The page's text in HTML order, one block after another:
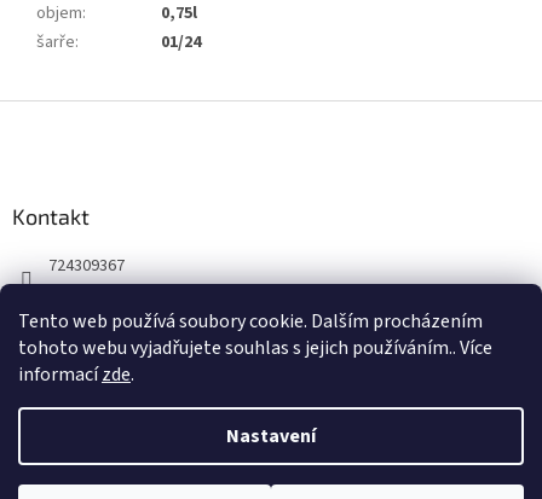
Tento web používá soubory cookie. Dalším procházením
tohoto webu vyjadřujete souhlas s jejich používáním.. Více
informacízde.
Nastavení
objem:
0,75l
šarře: 01/24
Kontakt
724309367
winepoint_plzen/
Vytvořil Shoptet